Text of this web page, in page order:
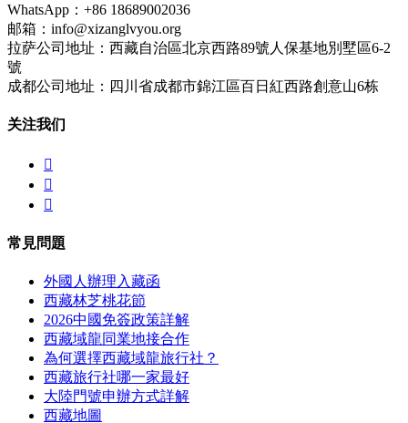
WhatsApp：+86 18689002036
邮箱：info@xizanglvyou.org
拉萨公司地址：西藏自治區北京西路89號人保基地別墅區6-2
號
成都公司地址：四川省成都市錦江區百日紅西路創意山6栋
关注我们



常見問題
外國人辦理入藏函
西藏林芝桃花節
2026中國免簽政策詳解
西藏域龍同業地接合作
為何選擇西藏域龍旅行社？
西藏旅行社哪一家最好
大陸門號申辦方式詳解
西藏地圖